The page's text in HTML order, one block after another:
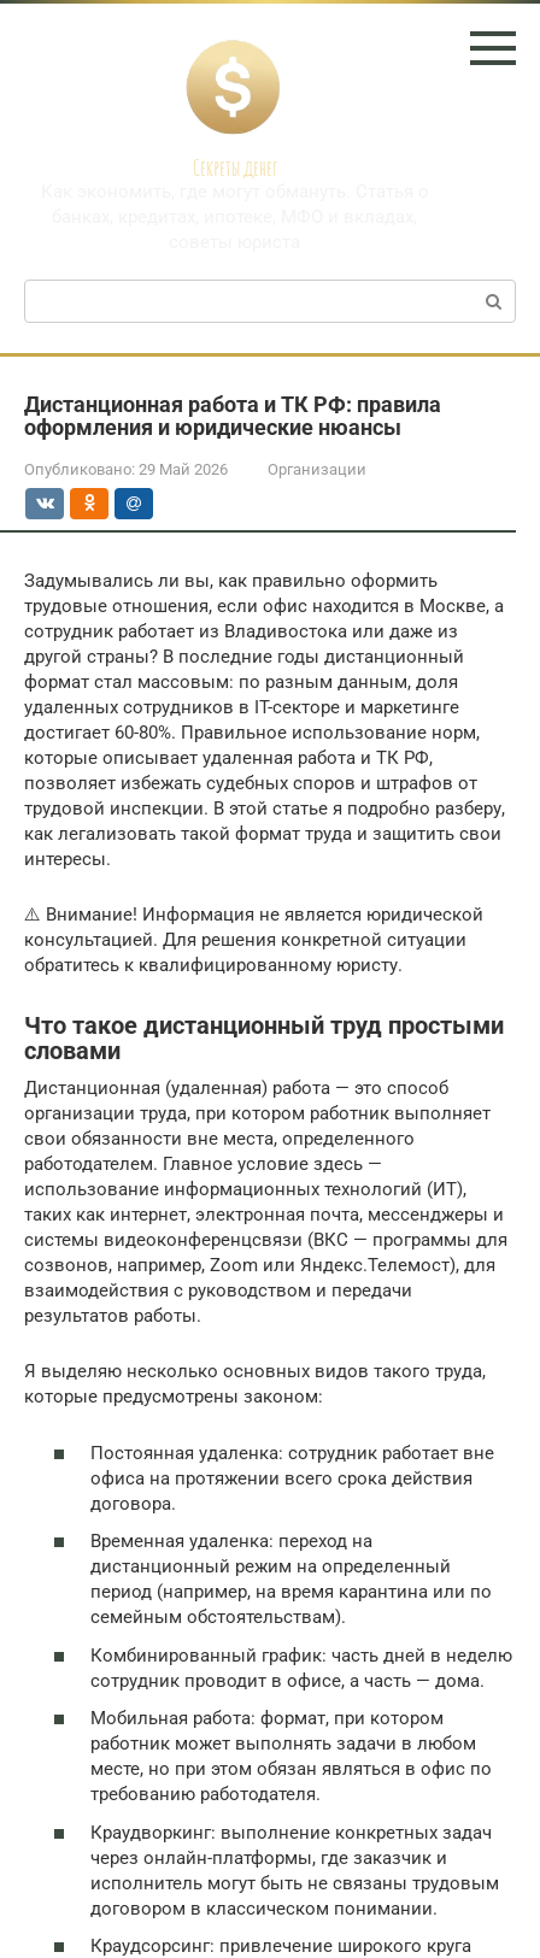
Перейти
Секреты денег
Поиск:
Дистанционная работа и ТК РФ: правила
оформления и юридические нюансы
Опубликовано: 29 Май 2026 Организации
Задумывались ли вы, как правильно оформить
трудовые отношения, если офис находится в Москве, а
сотрудник работает из Владивостока или даже из
другой страны? В последние годы дистанционный
формат стал массовым: по разным данным, доля
удаленных сотрудников в IT-секторе и маркетинге
достигает 60-80%. Правильное использование норм,
которые описывает удаленная работа и ТК РФ,
позволяет избежать судебных споров и штрафов от
трудовой инспекции. В этой статье я подробно разберу,
как легализовать такой формат труда и защитить свои
интересы.
⚠️ Внимание! Информация не является юридической
консультацией. Для решения конкретной ситуации
обратитесь к квалифицированному юристу.
Что такое дистанционный труд простыми
словами
Дистанционная (удаленная) работа — это способ
организации труда, при котором работник выполняет
свои обязанности вне места, определенного
работодателем. Главное условие здесь —
использование информационных технологий (ИТ),
таких как интернет, электронная почта, мессенджеры и
системы видеоконференцсвязи (ВКС — программы для
созвонов, например, Zoom или Яндекс.Телемост), для
взаимодействия с руководством и передачи
результатов работы.
Я выделяю несколько основных видов такого труда,
которые предусмотрены законом:
Постоянная удаленка: сотрудник работает вне
офиса на протяжении всего срока действия
договора.
Временная удаленка: переход на
дистанционный режим на определенный
период (например, на время карантина или по
семейным обстоятельствам).
Комбинированный график: часть дней в неделю
сотрудник проводит в офисе, а часть — дома.
Мобильная работа: формат, при котором
работник может выполнять задачи в любом
месте, но при этом обязан являться в офис по
требованию работодателя.
Краудворкинг: выполнение конкретных задач
через онлайн-платформы, где заказчик и
исполнитель могут быть не связаны трудовым
договором в классическом понимании.
Краудсорсинг: привлечение широкого круга